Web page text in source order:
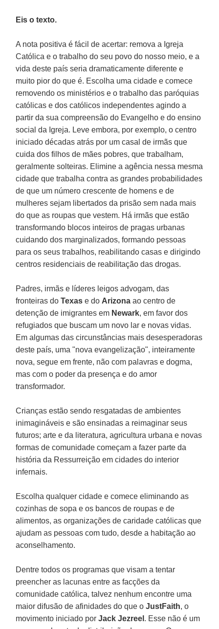
Eis o texto.
A nota positiva é fácil de acertar: remova a Igreja
Católica e o trabalho do seu povo do nosso meio, e a
vida deste país seria dramaticamente diferente e
muito pior do que é. Escolha uma cidade e comece
removendo os ministérios e o trabalho das paróquias
católicas e dos católicos independentes agindo a
partir da sua compreensão do Evangelho e do ensino
social da Igreja. Leve embora, por exemplo, o centro
iniciado décadas atrás por um casal de irmãs que
cuida dos filhos de mães pobres, que trabalham,
geralmente solteiras. Elimine a agência nessa mesma
cidade que trabalha contra as grandes probabilidades
de que um número crescente de homens e de
mulheres sejam libertados da prisão sem nada mais
do que as roupas que vestem. Há irmãs que estão
transformando blocos inteiros de pragas urbanas
cuidando dos marginalizados, formando pessoas
para os seus trabalhos, reabilitando casas e dirigindo
centros residenciais de reabilitação das drogas.
Padres, irmãs e líderes leigos advogam, das
fronteiras doTexase do Arizonaao centro de
detenção de imigrantes em Newark, em favor dos
refugiados que buscam um novo lar e novas vidas.
Em algumas das circunstâncias mais desesperadoras
deste país, uma "nova evangelização", inteiramente
nova, segue em frente, não com palavras e dogma,
mas com o poder da presença e do amor
transformador.
Crianças estão sendo resgatadas de ambientes
inimagináveis e são ensinadas a reimaginar seus
futuros; arte e da literatura, agricultura urbana e novas
formas de comunidade começam a fazer parte da
história da Ressurreição em cidades do interior
infernais.
Escolha qualquer cidade e comece eliminando as
cozinhas de sopa e os bancos de roupas e de
alimentos, as organizações de caridade católicas que
ajudam as pessoas com tudo, desde a habitação ao
aconselhamento.
Dentre todos os programas que visam a tentar
preencher as lacunas entre as facções da
comunidade católica, talvez nenhum encontre uma
maior difusão de afinidades do que oJustFaith, o
movimento iniciado porJack Jezreel . Esse não é um